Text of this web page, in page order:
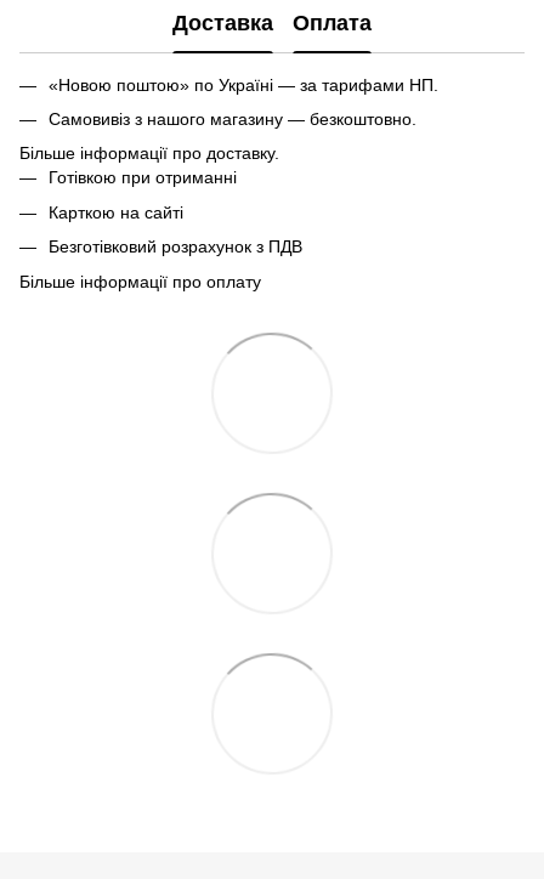
Доставка Оплата
«Новою поштою» по Україні — за тарифами НП.
Самовивіз з нашого магазину — безкоштовно.
Більше інформації про доставку.
Готівкою при отриманні
Карткою на сайті
Безготівковий розрахунок з ПДВ
Більше інформації про оплату